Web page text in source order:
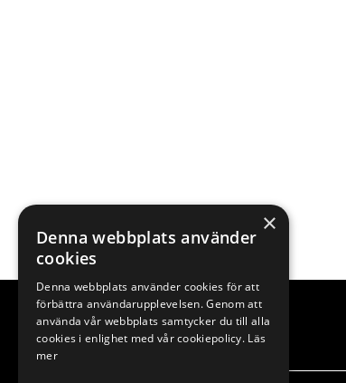
×
Denna webbplats använder
cookies
Denna webbplats använder cookies för att
förbättra användarupplevelsen. Genom att
använda vår webbplats samtycker du till alla
cookies i enlighet med vår cookiepolicy. Läs
mer